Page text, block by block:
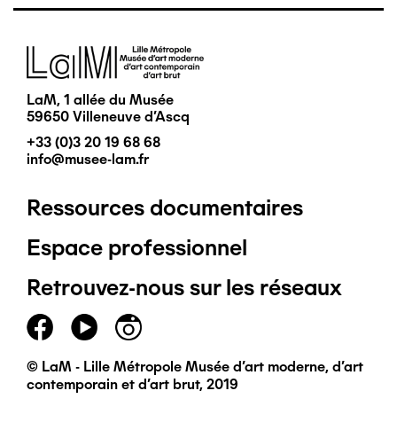
Image
LaM, 1 allée du Musée
59650 Villeneuve d'Ascq
+33 (0)3 20 19 68 68
info@musee-lam.fr
Pied
de
page
principal
Ressources documentaires
Espace professionnel
Retrouvez-nous sur les réseaux
© LaM - Lille Métropole Musée d'art moderne, d'art
contemporain et d'art brut, 2019